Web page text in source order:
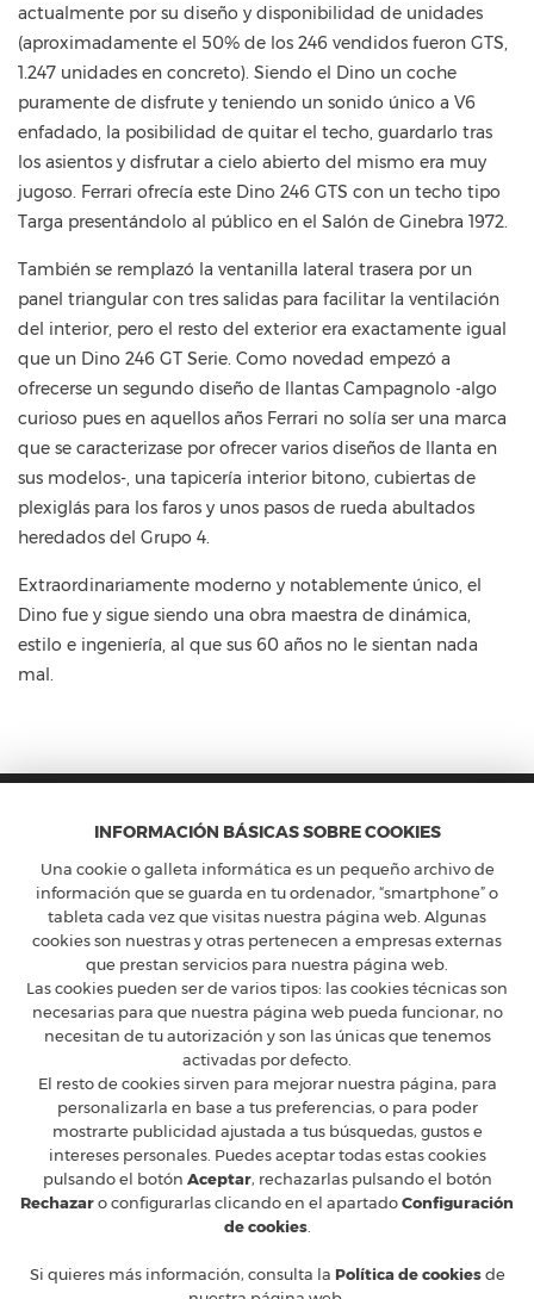
actualmente por su diseño y disponibilidad de unidades
(aproximadamente el 50% de los 246 vendidos fueron GTS,
1.247 unidades en concreto). Siendo el Dino un coche
puramente de disfrute y teniendo un sonido único a V6
enfadado, la posibilidad de quitar el techo, guardarlo tras
los asientos y disfrutar a cielo abierto del mismo era muy
jugoso. Ferrari ofrecía este Dino 246 GTS con un techo tipo
Targa presentándolo al público en el Salón de Ginebra 1972.
También se remplazó la ventanilla lateral trasera por un
panel triangular con tres salidas para facilitar la ventilación
del interior, pero el resto del exterior era exactamente igual
que un Dino 246 GT Serie. Como novedad empezó a
ofrecerse un segundo diseño de llantas Campagnolo -algo
curioso pues en aquellos años Ferrari no solía ser una marca
que se caracterizase por ofrecer varios diseños de llanta en
sus modelos-, una tapicería interior bitono, cubiertas de
plexiglás para los faros y unos pasos de rueda abultados
heredados del Grupo 4.
Extraordinariamente moderno y notablemente único, el
Dino fue y sigue siendo una obra maestra de dinámica,
estilo e ingeniería, al que sus 60 años no le sientan nada
mal.
FERRARI CLUB ESPAÑA
Calle Constancia 41, entreplanta - 28002 Madrid
T+34 91 5754160Mferrari@ferrariclubespana.com
HLunes a jueves de 9:00 a 17:30h, viernes de 9:00 a 15:00h.
CLUB FERRARI
EN LAS REDES
FERRARI OFICIAL
MUNDO FERRARI
© 2026 Ferrari Club España
Aviso legal y protección de Datos
Condiciones de venta
Política de cookies
INFORMACIÓN BÁSICAS SOBRE COOKIES
Una cookie o galleta informática es un pequeño archivo de
información que se guarda en tu ordenador, “smartphone” o
tableta cada vez que visitas nuestra página web. Algunas
cookies son nuestras y otras pertenecen a empresas externas
que prestan servicios para nuestra página web.
Las cookies pueden ser de varios tipos: las cookies técnicas son
necesarias para que nuestra página web pueda funcionar, no
necesitan de tu autorización y son las únicas que tenemos
activadas por defecto.
El resto de cookies sirven para mejorar nuestra página, para
personalizarla en base a tus preferencias, o para poder
mostrarte publicidad ajustada a tus búsquedas, gustos e
intereses personales. Puedes aceptar todas estas cookies
pulsando el botón Aceptar, rechazarlas pulsando el botón
Rechazaro configurarlas clicando en el apartadoConfiguración
de cookies.
Si quieres más información, consulta la Política de cookiesde